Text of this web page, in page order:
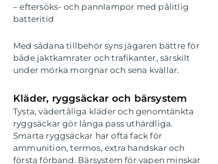
– eftersöks- och pannlampor med pålitlig
batteritid
Med sådana tillbehör syns jägaren bättre för
både jaktkamrater och trafikanter, särskilt
under mörka morgnar och sena kvällar.
Kläder, ryggsäckar och bärsystem
Tysta, vädertåliga kläder och genomtänkta
ryggsäckar gör långa pass uthärdliga.
Smarta ryggsäckar har ofta fack för
ammunition, termos, extra handskar och
första förband. Bärsystem för vapen minskar